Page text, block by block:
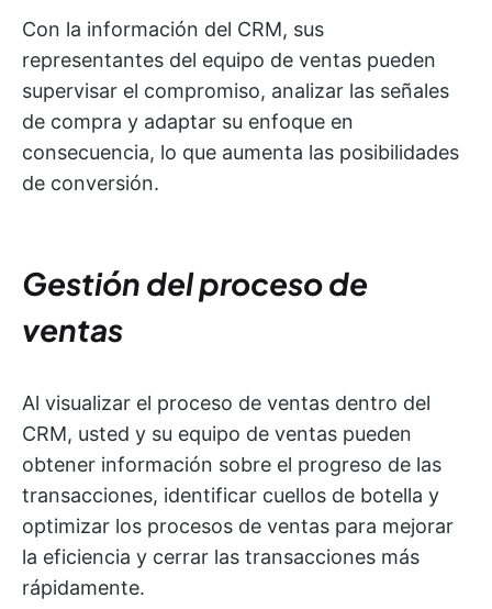
Con la información del CRM, sus
representantes del equipo de ventas pueden
supervisar el compromiso, analizar las señales
de compra y adaptar su enfoque en
consecuencia, lo que aumenta las posibilidades
de conversión.
Gestión del proceso de
ventas
Al visualizar el proceso de ventas dentro del
CRM, usted y su equipo de ventas pueden
obtener información sobre el progreso de las
transacciones, identificar cuellos de botella y
optimizar los procesos de ventas para mejorar
la eficiencia y cerrar las transacciones más
rápidamente.